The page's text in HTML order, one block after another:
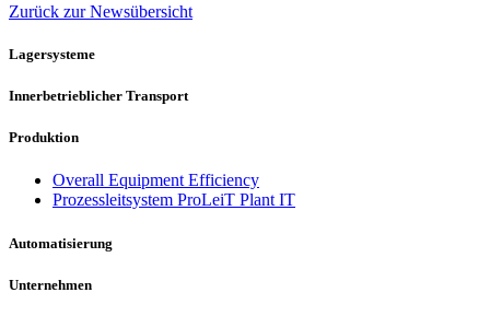
Zurück zur Newsübersicht
Lagersysteme
Innerbetrieblicher Transport
Produktion
Overall Equipment Efficiency
Prozessleitsystem ProLeiT Plant IT
Automatisierung
Unternehmen